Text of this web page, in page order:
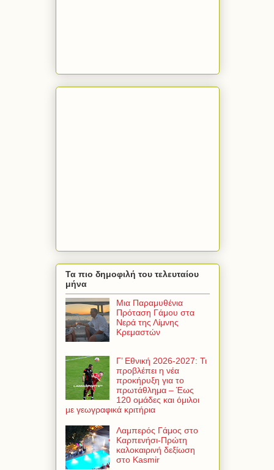
Τα πιο δημοφιλή του τελευταίου
μήνα
Μια Παραμυθένια
Πρόταση Γάμου στα
Νερά της Λίμνης
Κρεμαστών
Γ’ Εθνική 2026-2027: Τι
προβλέπει η νέα
προκήρυξη για το
πρωτάθλημα – Έως
120 ομάδες και όμιλοι
με γεωγραφικά κριτήρια
Λαμπερός Γάμος στο
Καρπενήσι-Πρώτη
καλοκαιρινή δεξίωση
στο Kasmir